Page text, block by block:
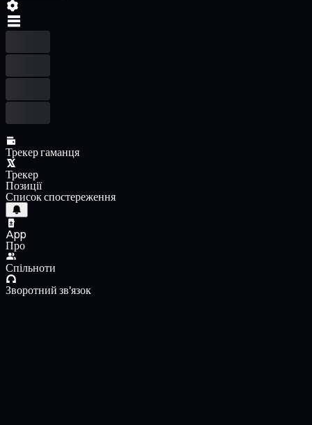
Трекер гаманця
Трекер
Позиції
Список спостереження
App
Про
Спільноти
Зворотний зв'язок